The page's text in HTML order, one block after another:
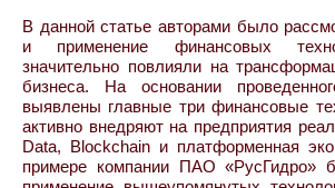
В данной статье авторами было
и применение финансовых
значительно повлияли на
бизнеса. На основании
выявлены главные три финансовые
активно внедряют на предприятия
Data, Blockchain и платформенная
примере компании ПАО «РусГидро»